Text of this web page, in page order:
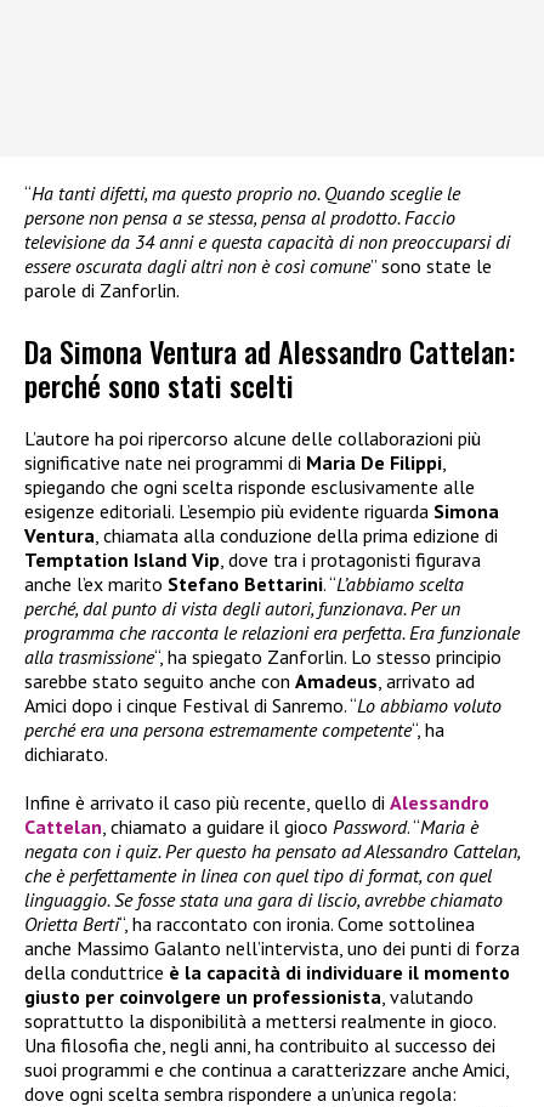
“Ha tanti difetti, ma questo proprio no. Quando sceglie le
persone non pensa a se stessa, pensa al prodotto. Faccio
televisione da 34 anni e questa capacità di non preoccuparsi di
essere oscurata dagli altri non è così comune” sono state le
parole di Zanforlin.
Da Simona Ventura ad Alessandro Cattelan:
perché sono stati scelti
L’autore ha poi ripercorso alcune delle collaborazioni più
significative nate nei programmi di Maria De Filippi,
spiegando che ogni scelta risponde esclusivamente alle
esigenze editoriali. L’esempio più evidente riguarda Simona
Ventura, chiamata alla conduzione della prima edizione di
Temptation Island Vip, dove tra i protagonisti figurava
anche l’ex marito Stefano Bettarini. “L’abbiamo scelta
perché, dal punto di vista degli autori, funzionava. Per un
programma che racconta le relazioni era perfetta. Era funzionale
alla trasmissione“, ha spiegato Zanforlin. Lo stesso principio
sarebbe stato seguito anche con Amadeus, arrivato ad
Amici dopo i cinque Festival di Sanremo. “Lo abbiamo voluto
perché era una persona estremamente competente“, ha
dichiarato.
Infine è arrivato il caso più recente, quello di Alessandro
Cattelan, chiamato a guidare il gioco Password. “Maria è
negata con i quiz. Per questo ha pensato ad Alessandro Cattelan,
che è perfettamente in linea con quel tipo di format, con quel
linguaggio. Se fosse stata una gara di liscio, avrebbe chiamato
Orietta Berti“, ha raccontato con ironia. Come sottolinea
anche Massimo Galanto nell’intervista, uno dei punti di forza
della conduttrice è la capacità di individuare il momento
giusto per coinvolgere un professionista, valutando
soprattutto la disponibilità a mettersi realmente in gioco.
Una filosofia che, negli anni, ha contribuito al successo dei
suoi programmi e che continua a caratterizzare anche Amici,
dove ogni scelta sembra rispondere a un’unica regola: